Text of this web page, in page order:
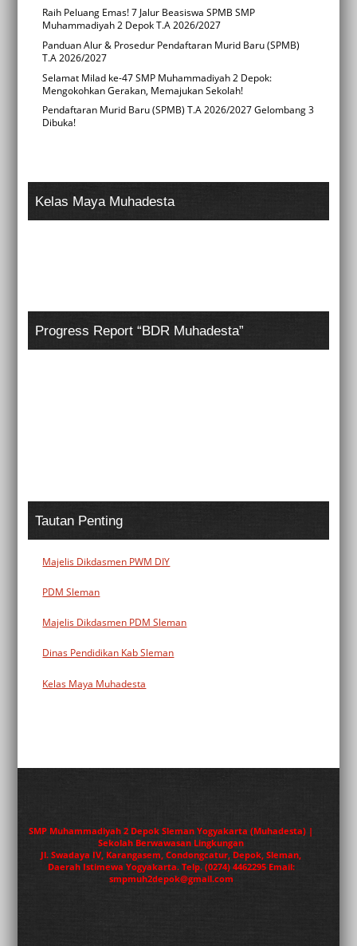
Raih Peluang Emas! 7 Jalur Beasiswa SPMB SMP
Muhammadiyah 2 Depok T.A 2026/2027
Panduan Alur & Prosedur Pendaftaran Murid Baru (SPMB)
T.A 2026/2027
Selamat Milad ke-47 SMP Muhammadiyah 2 Depok:
Mengokohkan Gerakan, Memajukan Sekolah!
Pendaftaran Murid Baru (SPMB) T.A 2026/2027 Gelombang 3
Dibuka!
Kelas Maya Muhadesta
Progress Report “BDR Muhadesta”
Tautan Penting
Majelis Dikdasmen PWM DIY
PDM Sleman
Majelis Dikdasmen PDM Sleman
Dinas Pendidikan Kab Sleman
Kelas Maya Muhadesta
SMP Muhammadiyah 2 Depok Sleman Yogyakarta (Muhadesta) |
Sekolah Berwawasan Lingkungan
Jl. Swadaya IV, Karangasem, Condongcatur, Depok, Sleman,
Daerah Istimewa Yogyakarta. Telp. (0274) 4462295 Email:
smpmuh2depok@gmail.com